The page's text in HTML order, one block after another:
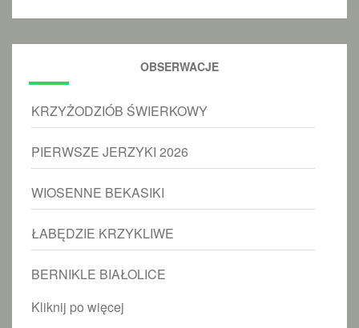
OBSERWACJE
KRZYŻODZIÓB ŚWIERKOWY
PIERWSZE JERZYKI 2026
WIOSENNE BEKASIKI
ŁABĘDZIE KRZYKLIWE
BERNIKLE BIAŁOLICE
Kliknij po więcej